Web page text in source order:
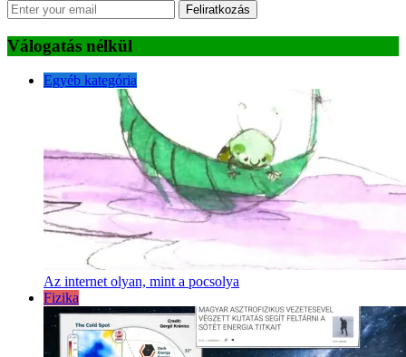
Feliratkozás
Válogatás nélkül
Egyéb kategória
Az internet olyan, mint a pocsolya
Fizika